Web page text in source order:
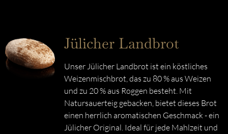
Jülicher Landbrot
Unser Jülicher Landbrot ist ein köstliches
Weizenmischbrot, das zu 80 % aus Weizen
und zu 20 % aus Roggen besteht. Mit
Natursauerteig gebacken, bietet dieses Brot
einen herrlich aromatischen Geschmack - ein
Jülicher Original. Ideal für jede Mahlzeit und